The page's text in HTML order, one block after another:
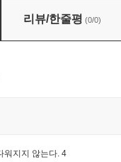
워지지 않는다. 4
리뷰/한줄평 (0/0)
워지지 않는다. 4